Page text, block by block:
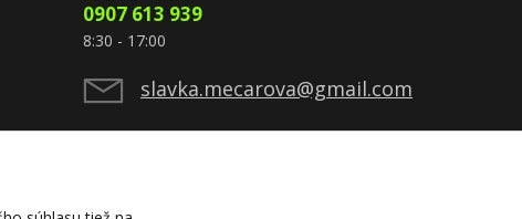
0907 613 939
8:30 - 17:00
slavka.mecarova@gmail.com